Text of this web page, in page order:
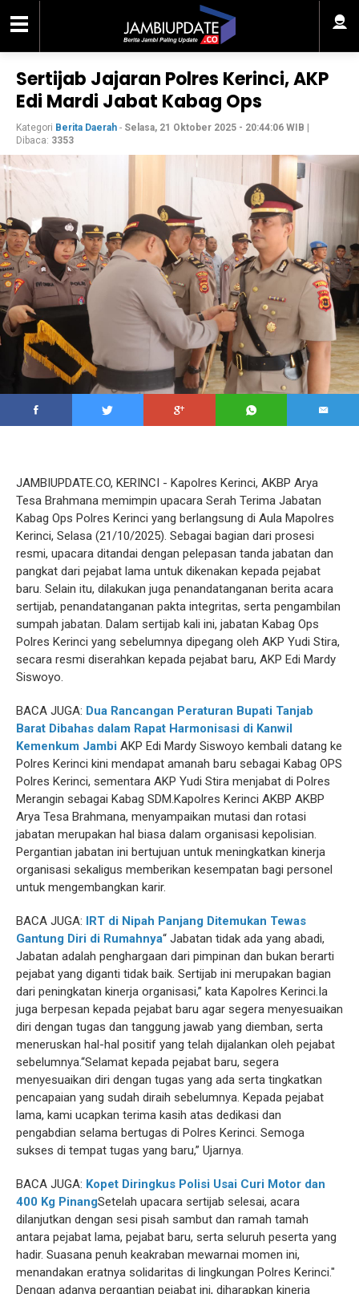
Sertijab Jajaran Polres Kerinci, AKP
Edi Mardi Jabat Kabag Ops
Kategori Berita Daerah - Selasa, 21 Oktober 2025 - 20:44:06 WIB
Dibaca: 3353
JAMBIUPDATE.CO, KERINCI - Kapolres Kerinci, AKBP Arya
Tesa Brahmana memimpin upacara Serah Terima Jabatan
Kabag Ops Polres Kerinci yang berlangsung di Aula Mapolres
Kerinci, Selasa (21/10/2025). Sebagai bagian dari prosesi
resmi, upacara ditandai dengan pelepasan tanda jabatan dan
pangkat dari pejabat lama untuk dikenakan kepada pejabat
baru. ‎‎Selain itu, dilakukan juga penandatanganan berita acara
sertijab, penandatanganan pakta integritas, serta pengambilan
sumpah jabatan. Dalam sertijab kali ini, jabatan Kabag Ops
Polres Kerinci yang sebelumnya dipegang oleh AKP Yudi Stira,
secara resmi diserahkan kepada pejabat baru, AKP Edi Mardy
Siswoyo.
BACA JUGA: Dua Rancangan Peraturan Bupati Tanjab
Barat Dibahas dalam Rapat Harmonisasi di Kanwil
Kemenkum Jambi ‎‎AKP Edi Mardy Siswoyo kembali datang ke
Polres Kerinci kini mendapat amanah baru sebagai Kabag OPS
Polres Kerinci, sementara AKP Yudi Stira menjabat di Polres
Merangin sebagai Kabag SDM.‎‎Kapolres Kerinci AKBP AKBP
Arya Tesa Brahmana, menyampaikan mutasi dan rotasi
jabatan merupakan hal biasa dalam organisasi kepolisian.
Pergantian jabatan ini bertujuan untuk meningkatkan kinerja
organisasi sekaligus memberikan kesempatan bagi personel
untuk mengembangkan karir.
BACA JUGA:
IRT di Nipah Panjang Ditemukan Tewas
Gantung Diri di Rumahnya‎‎“ Jabatan tidak ada yang abadi,
Jabatan adalah penghargaan dari pimpinan dan bukan berarti
pejabat yang diganti tidak baik. Sertijab ini merupakan bagian
dari peningkatan kinerja organisasi,” kata Kapolres Kerinci.‎‎Ia
juga berpesan kepada pejabat baru agar segera menyesuaikan
diri dengan tugas dan tanggung jawab yang diemban, serta
meneruskan hal-hal positif yang telah dijalankan oleh pejabat
sebelumnya.‎‎“Selamat kepada pejabat baru, segera
menyesuaikan diri dengan tugas yang ada serta tingkatkan
pencapaian yang sudah diraih sebelumnya. Kepada pejabat
lama, kami ucapkan terima kasih atas dedikasi dan
pengabdian selama bertugas di Polres Kerinci. Semoga
sukses di tempat tugas yang baru,” Ujarnya.
BACA JUGA: Kopet Diringkus Polisi Usai Curi Motor dan
400 Kg Pinang‎‎Setelah upacara sertijab selesai, acara
dilanjutkan dengan sesi pisah sambut dan ramah tamah
antara pejabat lama, pejabat baru, serta seluruh peserta yang
hadir. Suasana penuh keakraban mewarnai momen ini,
menandakan eratnya solidaritas di lingkungan Polres Kerinci.‎‎"
Dengan adanya pergantian pejabat ini, diharapkan kinerja